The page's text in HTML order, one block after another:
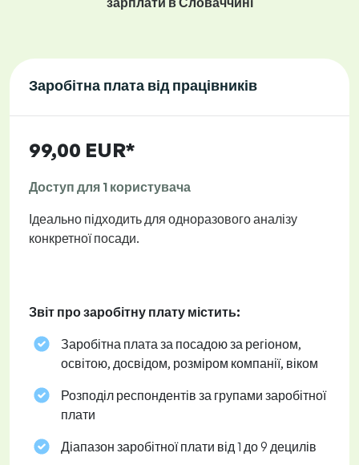
Заробітна плата від працівників
99,00 EUR*
Доступ для 1 користувача
Ідеально підходить для одноразового аналізу
конкретної посади.
Звіт про заробітну плату містить:
Заробітна плата за посадою за регіоном,
освітою, досвідом, розміром компанії, віком
Розподіл респондентів за групами заробітної
плати
Діапазон заробітної плати від 1 до 9 децилів